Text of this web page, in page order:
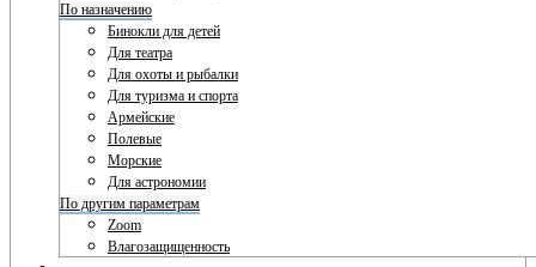
По назначению
Бинокли для детей
Для театра
Для охоты и рыбалки
Для туризма и спорта
Армейские
Полевые
Морские
Для астрономии
По другим параметрам
Zoom
Влагозащищенность